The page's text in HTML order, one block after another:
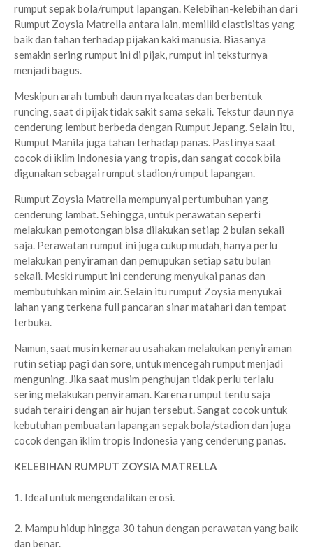
rumput sepak bola/rumput lapangan. Kelebihan-kelebihan dari
Rumput Zoysia Matrella antara lain, memiliki elastisitas yang
baik dan tahan terhadap pijakan kaki manusia. Biasanya
semakin sering rumput ini di pijak, rumput ini teksturnya
menjadi bagus.
Meskipun arah tumbuh daun nya keatas dan berbentuk
runcing, saat di pijak tidak sakit sama sekali. Tekstur daun nya
cenderung lembut berbeda dengan Rumput Jepang. Selain itu,
Rumput Manila juga tahan terhadap panas. Pastinya saat
cocok di iklim Indonesia yang tropis, dan sangat cocok bila
digunakan sebagai rumput stadion/rumput lapangan.
Rumput Zoysia Matrella mempunyai pertumbuhan yang
cenderung lambat. Sehingga, untuk perawatan seperti
melakukan pemotongan bisa dilakukan setiap 2 bulan sekali
saja. Perawatan rumput ini juga cukup mudah, hanya perlu
melakukan penyiraman dan pemupukan setiap satu bulan
sekali. Meski rumput ini cenderung menyukai panas dan
membutuhkan minim air. Selain itu rumput Zoysia menyukai
lahan yang terkena full pancaran sinar matahari dan tempat
terbuka.
Namun, saat musin kemarau usahakan melakukan penyiraman
rutin setiap pagi dan sore, untuk mencegah rumput menjadi
menguning. Jika saat musim penghujan tidak perlu terlalu
sering melakukan penyiraman. Karena rumput tentu saja
sudah terairi dengan air hujan tersebut. Sangat cocok untuk
kebutuhan pembuatan lapangan sepak bola/stadion dan juga
cocok dengan iklim tropis Indonesia yang cenderung panas.
KELEBIHAN RUMPUT ZOYSIA MATRELLA
1. Ideal untuk mengendalikan erosi.
2. Mampu hidup hingga 30 tahun dengan perawatan yang baik
dan benar.